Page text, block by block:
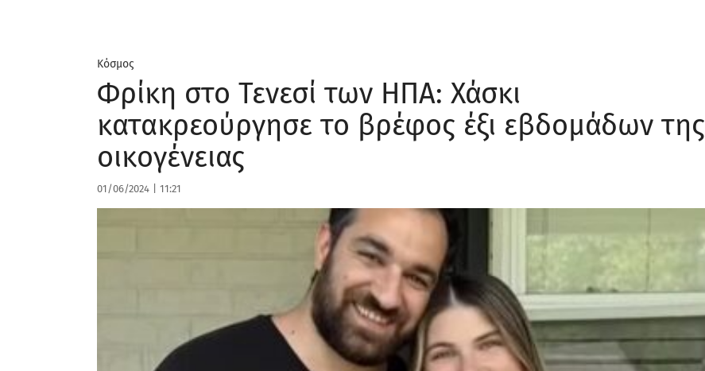
Κόσμος
Φρίκη στο Τενεσί των ΗΠΑ: Χάσκι
κατακρεούργησε το βρέφος έξι εβδομάδων της
οικογένειας
01/06/2024 11:21